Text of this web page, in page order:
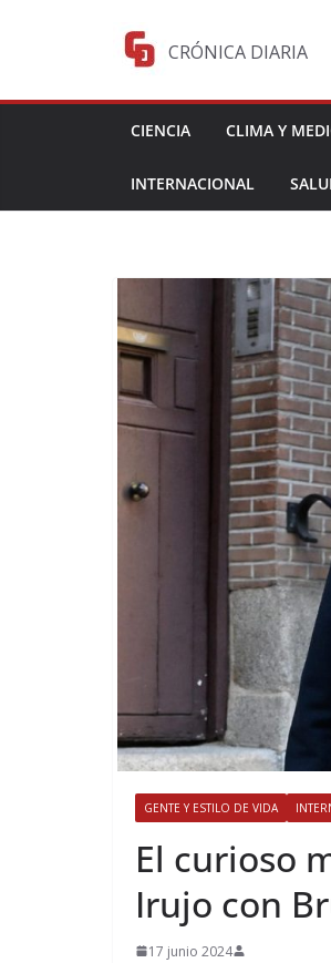
CRÓNICA DIARIA
CIENCIA CLIMA Y
INTERNACIONAL
GENTE Y ESTILO DE VIDA
​El curioso
Irujo con
17 junio 2024